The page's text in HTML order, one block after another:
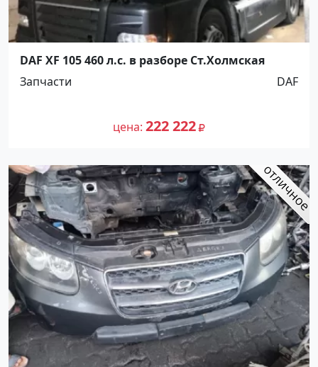
DAF XF 105 460 л.с. в разборе Ст.Холмская
Запчасти
DAF
цена 222 222